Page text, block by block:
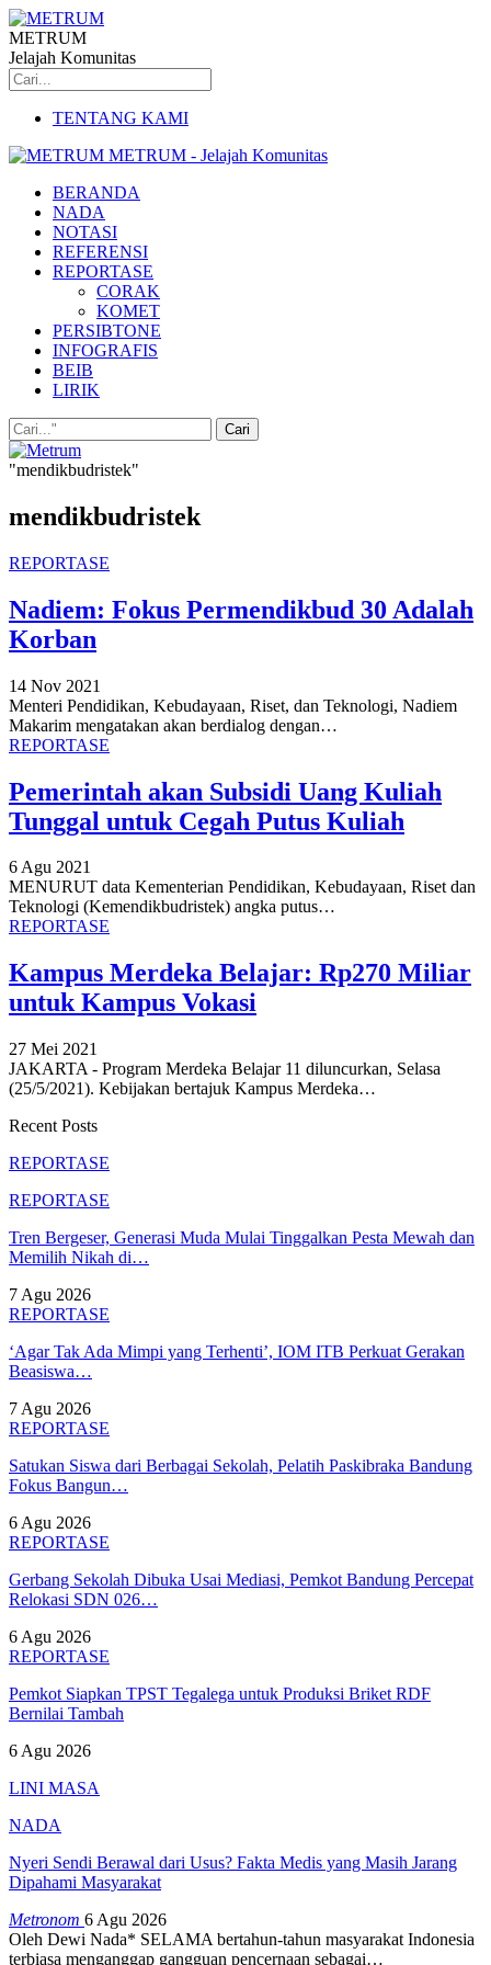
METRUM
Jelajah Komunitas
TENTANG KAMI
METRUM - Jelajah Komunitas
BERANDA
NADA
NOTASI
REFERENSI
REPORTASE
CORAK
KOMET
PERSIBTONE
INFOGRAFIS
BEIB
LIRIK
"mendikbudristek"
mendikbudristek
REPORTASE
Nadiem: Fokus Permendikbud 30 Adalah
Korban
14 Nov 2021
Menteri Pendidikan, Kebudayaan, Riset, dan Teknologi, Nadiem
Makarim mengatakan akan berdialog dengan…
REPORTASE
Pemerintah akan Subsidi Uang Kuliah
Tunggal untuk Cegah Putus Kuliah
6 Agu 2021
MENURUT data Kementerian Pendidikan, Kebudayaan, Riset dan
Teknologi (Kemendikbudristek) angka putus…
REPORTASE
Kampus Merdeka Belajar: Rp270 Miliar
untuk Kampus Vokasi
27 Mei 2021
JAKARTA - Program Merdeka Belajar 11 diluncurkan, Selasa
(25/5/2021). Kebijakan bertajuk Kampus Merdeka…
Recent Posts
REPORTASE
REPORTASE
Tren Bergeser, Generasi Muda Mulai Tinggalkan Pesta Mewah dan
Memilih Nikah di…
7 Agu 2026
REPORTASE
‘Agar Tak Ada Mimpi yang Terhenti’, IOM ITB Perkuat Gerakan
Beasiswa…
7 Agu 2026
REPORTASE
Satukan Siswa dari Berbagai Sekolah, Pelatih Paskibraka Bandung
Fokus Bangun…
6 Agu 2026
REPORTASE
Gerbang Sekolah Dibuka Usai Mediasi, Pemkot Bandung Percepat
Relokasi SDN 026…
6 Agu 2026
REPORTASE
Pemkot Siapkan TPST Tegalega untuk Produksi Briket RDF
Bernilai Tambah
6 Agu 2026
LINI MASA
NADA
Nyeri Sendi Berawal dari Usus? Fakta Medis yang Masih Jarang
Dipahami Masyarakat
Metronom 6 Agu 2026
Oleh Dewi Nada* SELAMA bertahun-tahun masyarakat Indonesia
terbiasa menganggap gangguan pencernaan sebagai…